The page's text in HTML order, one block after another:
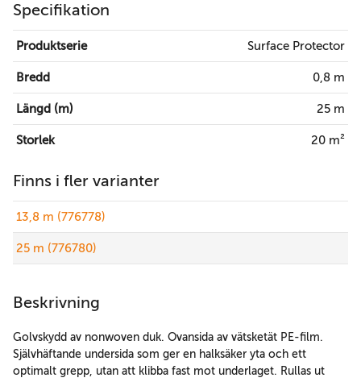
Specifikation
Produktserie Surface Protector
Bredd 0,8 m
Längd (m) 25 m
Storlek 20 m²
Finns i fler varianter
13,8 m (776778)
25 m (776780)
Beskrivning
Golvskydd av nonwoven duk. Ovansida av vätsketät PE-film.
Självhäftande undersida som ger en halksäker yta och ett
optimalt grepp, utan att klibba fast mot underlaget. Rullas ut